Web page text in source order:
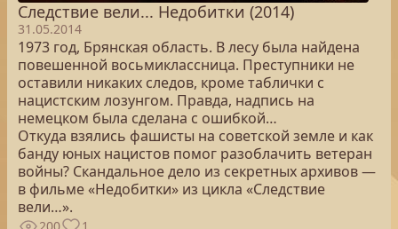
Следствие вели... Недобитки (2014)
31.05.2014
1973 год, Брянская область. В лесу была найдена
повешенной восьмиклассница. Преступники не
оставили никаких следов, кроме таблички с
нацистским лозунгом. Правда, надпись на
немецком была сделана с ошибкой…
Откуда взялись фашисты на советской земле и как
банду юных нацистов помог разоблачить ветеран
войны? Скандальное дело из секретных архивов —
в фильме «Недобитки» из цикла «Следствие
вели…».